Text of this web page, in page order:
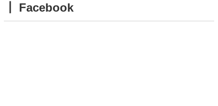
┃ Facebook